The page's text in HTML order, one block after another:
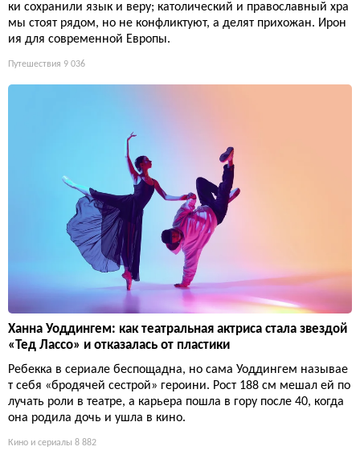
ки сохранили язык и веру; католический и православный хра
мы стоят рядом, но не конфликтуют, а делят прихожан. Ирон
ия для современной Европы.
Путешествия 9 036
Ханна Уоддингем: как театральная актриса стала звездой
«Тед Лассо» и отказалась от пластики
Ребекка в сериале беспощадна, но сама Уоддингем называе
т себя «бродячей сестрой» героини. Рост 188 см мешал ей по
лучать роли в театре, а карьера пошла в гору после 40, когда
она родила дочь и ушла в кино.
Кино и сериалы 8 882